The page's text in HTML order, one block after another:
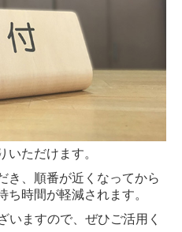
ただけます。
き、順番が近くなってから
時間が軽減されます。
いますので、ぜひご活用く